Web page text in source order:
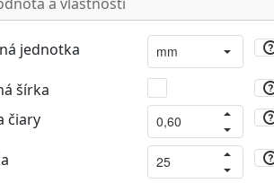
jednotka
šírka
čiary